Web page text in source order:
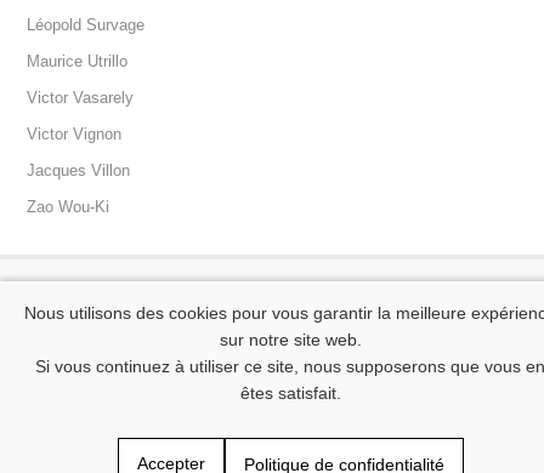
Léopold Survage
Maurice Utrillo
Victor Vasarely
Victor Vignon
Jacques Villon
Zao Wou-Ki
Politique de confidentialité des données à caractère personnel
Tous droits réservés © 2015-2025 Gallery Jacques Bailly
Nous utilisons des cookies pour vous garantir la meilleure
sur notre site web.
Si vous continuez à utiliser ce site, nous supposerons que vous en
êtes satisfait.
Accepter Politique de confidentialité